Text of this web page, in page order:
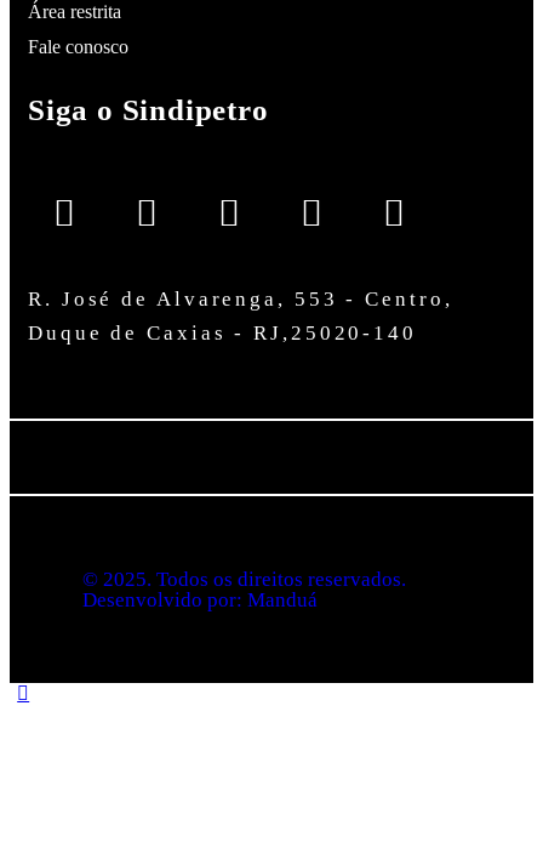
Área restrita
Fale conosco
Siga o Sindipetro
R. José de Alvarenga, 553 - Centro,
Duque de Caxias - RJ,25020-140
©️ 2025. Todos os direitos reservados.
Desenvolvido por: Manduá